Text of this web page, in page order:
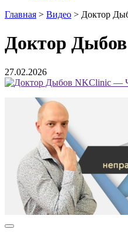
Главная > Видео > Доктор
Доктор
27.02.2026